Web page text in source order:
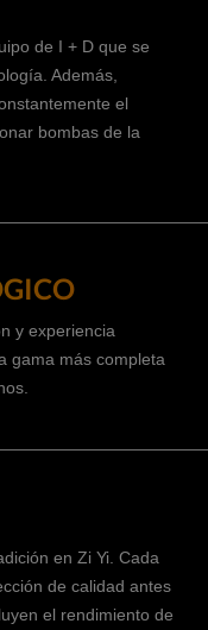
de I + D que se
Además,
el
bombas de la
y experiencia
gama más completa
en Zi Yi. Cada
de calidad antes
el rendimiento de